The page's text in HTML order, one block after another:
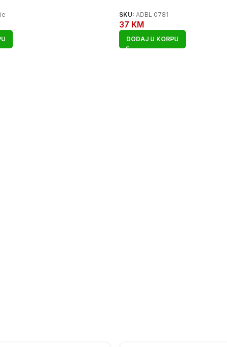
SKU: ADBL 0781
37 KM
DODAJ U KORPU